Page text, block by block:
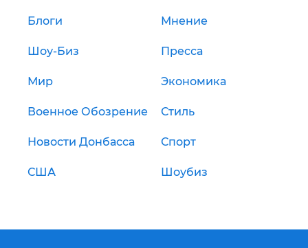
Блоги Мнение
Шоу-Биз Пресса
Мир Экономика
Военное Обозрение Стиль
Новости Донбасса Спорт
США Шоубиз